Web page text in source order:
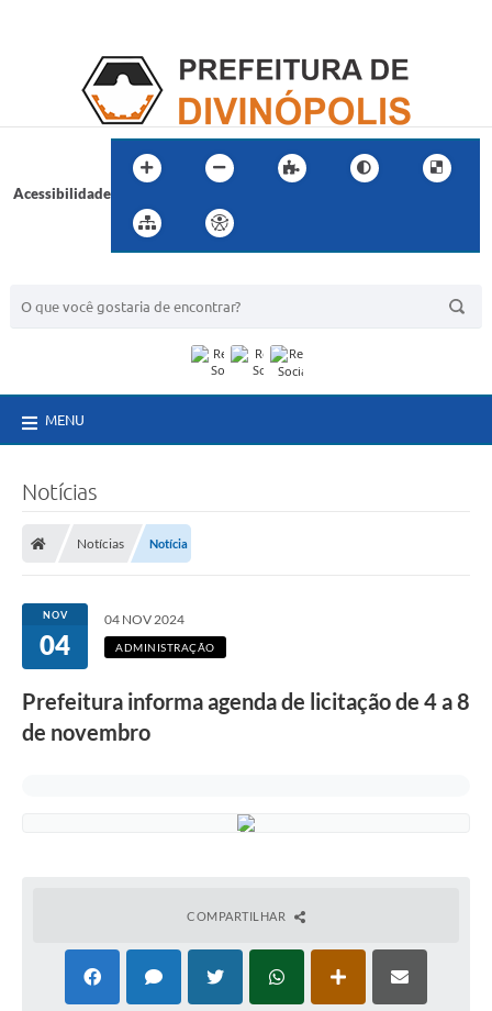
Acessibilidade
MENU
Notícias
Notícias Notícia
NOV
04
04 NOV 2024
ADMINISTRAÇÃO
Prefeitura informa agenda de licitação de 4 a 8
de novembro
COMPARTILHAR